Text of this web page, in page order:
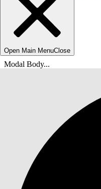
Open Main MenuClose
Modal Body...